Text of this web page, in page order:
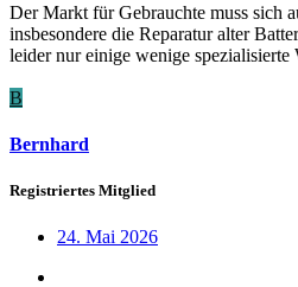
Der Markt für Gebrauchte muss sich
insbesondere die Reparatur alter
leider nur einige wenige spezialisierte
B
Bernhard
Registriertes Mitglied
24. Mai 2026